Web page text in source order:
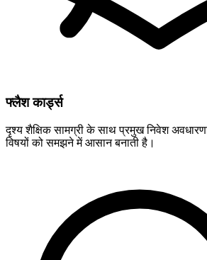
फ्लैश कार्ड्स
दृश्य शैक्षिक सामग्री के साथ प्रमुख निवेश
विषयों को समझने में आसान बनाती है।